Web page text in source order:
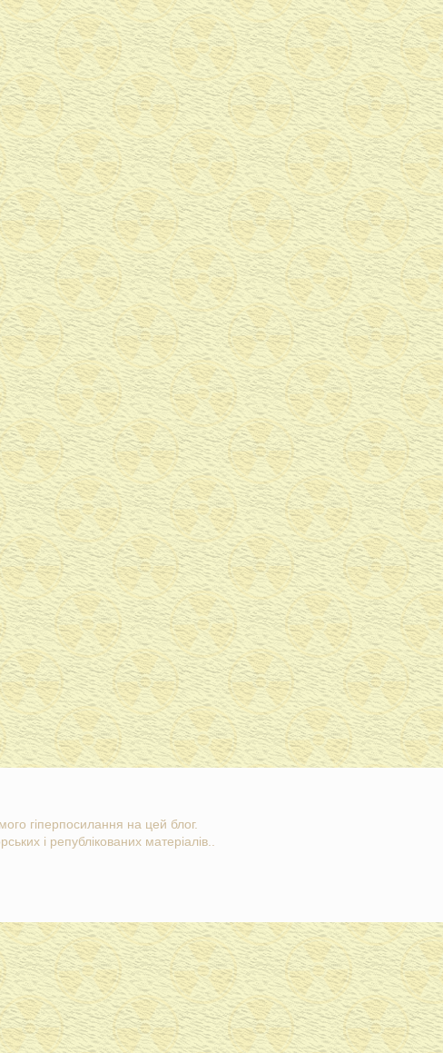
гіперпосилання на цей блог.
і републікованих матеріалів..